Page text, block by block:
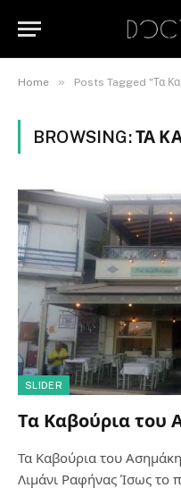
Home » Posts Tagged "Τα
BROWSING:ΤΑ
SLIDER
Τα Καβούρια του
Τα Καβούρια του
Λιμάνι Ραφήνας Ίσως το